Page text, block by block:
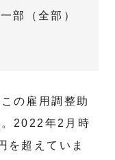
部（全部）
の雇用調整助
2022年2月時
を超えていま